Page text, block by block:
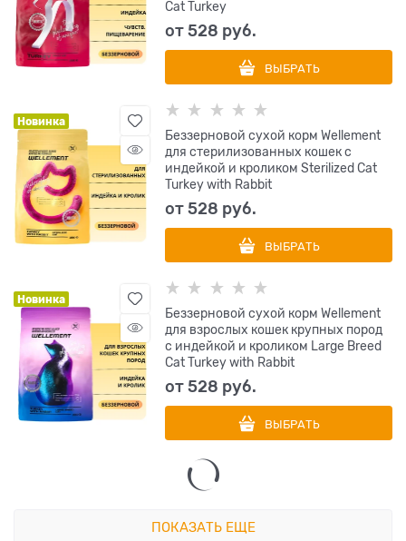
Cat Turkey
от528 руб.
ВЫБРАТЬ
Новинка
Беззерновой сухой корм Wellement
для стерилизованных кошек с
индейкой и кроликом Sterilized Cat
Turkey with Rabbit
от528 руб.
ВЫБРАТЬ
Новинка
Беззерновой сухой корм Wellement
для взрослых кошек крупных пород
с индейкой и кроликом Large Breed
Cat Turkey with Rabbit
от528 руб.
ВЫБРАТЬ
ПОКАЗАТЬ ЕЩЕ